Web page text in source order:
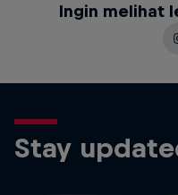
Ingin melihat
Stay